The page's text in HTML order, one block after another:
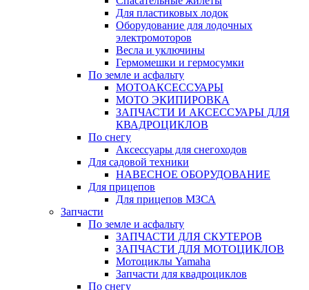
Для пластиковых лодок
Оборудование для лодочных
электромоторов
Весла и уключины
Гермомешки и гермосумки
По земле и асфальту
МОТОАКСЕССУАРЫ
МОТО ЭКИПИРОВКА
ЗАПЧАСТИ И АКСЕССУАРЫ ДЛЯ
КВАДРОЦИКЛОВ
По снегу
Аксессуары для снегоходов
Для садовой техники
НАВЕСНОЕ ОБОРУДОВАНИЕ
Для прицепов
Для прицепов МЗСА
Запчасти
По земле и асфальту
ЗАПЧАСТИ ДЛЯ СКУТЕРОВ
ЗАПЧАСТИ ДЛЯ МОТОЦИКЛОВ
Мотоциклы Yamaha
Запчасти для квадроциклов
По снегу